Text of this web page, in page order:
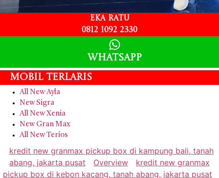
Eka Ratu
0812 1092 2330
Whatsapp
Mobil Terlaris
All New Ayla
New Sigra
All New Xenia
New Gran Max
All New Terios
kredit new granmax pickup box di kampung bali, tanah
abang, jakarta pusat
Overview
kredit new granmax
pickup box di kebon kacang, tanah abang, jakarta pusat